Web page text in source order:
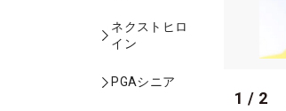
ネクストヒロ
イン
PGAシニア
1 / 2